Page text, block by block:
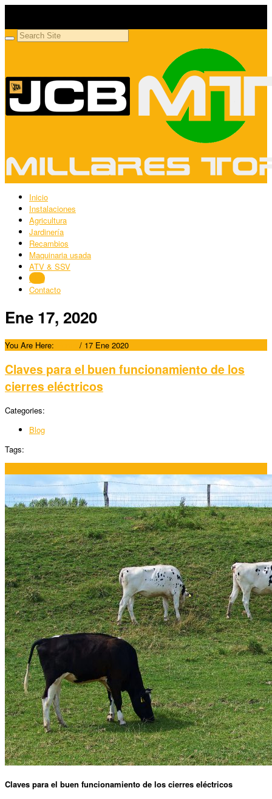
Inicio
Instalaciones
Agricultura
Jardinería
Recambios
Maquinaria usada
ATV & SSV
Blog
Contacto
Ene 17, 2020
You Are Here: / 17 Ene 2020
Claves para el buen funcionamiento de los
cierres eléctricos
Categories:
Blog
Tags:
Claves para el buen funcionamiento de los cierres eléctricos